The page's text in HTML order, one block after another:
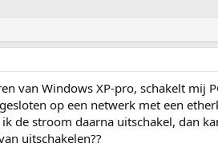
van Windows XP-pro, schakelt mij
op een netwerk met een
de stroom daarna uitschakel, dan
uitschakelen??